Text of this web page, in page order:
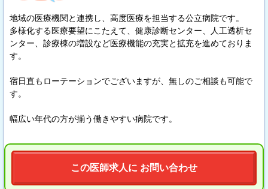
地域の医療機関と連携し、高度医療を担当する公立病院です。
多様化する医療要望にこたえて、健康診断センター、人工透析セ
ンター、診療棟の増設など医療機能の充実と拡充を進めておりま
す。
宿日直もローテーションでございますが、無しのご相談も可能で
す。
幅広い年代の方が揃う働きやすい病院です。
この医師求人に お問い合わせ